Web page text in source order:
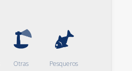
Otras Pesqueros